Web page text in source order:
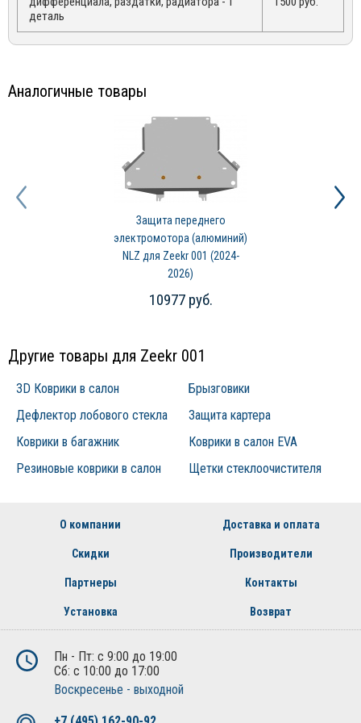
деталь
Аналогичные товары
Защита переднего
электромотора (алюминий)
NLZ для Zeekr 001 (2024-
2026)
10977 руб.
Другие товары для Zeekr 001
3D Коврики в салон
Брызговики
Дефлектор лобового стекла
Защита картера
Коврики в багажник
Коврики в салон EVA
Резиновые коврики в салон
Щетки стеклоочистителя
О компании Доставка и оплата
Скидки Производители
Партнеры Контакты
Установка Возврат
Пн - Пт: с 9:00 до 19:00
Сб: с 10:00 до 17:00
Воскресенье - выходной